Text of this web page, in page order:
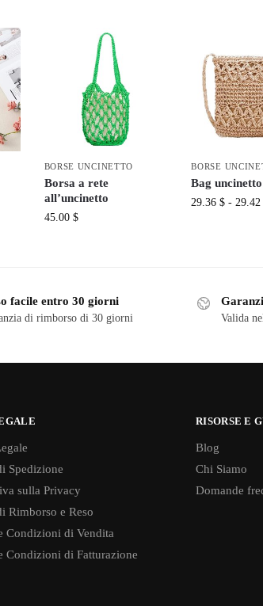
BORSE UNCINETTO
Borsa a rete
all’uncinetto
45.00 $
BORSE
Bag uncinetto
29.36$ -
facile entro 30 giorni
di rimborso di 30 giorni Valida
Spedizione
sulla Privacy
Rimborso e Reso
Condizioni di Vendita
Condizioni di Fatturazione
RISORSE E
Blog
Chi Siamo
Domande